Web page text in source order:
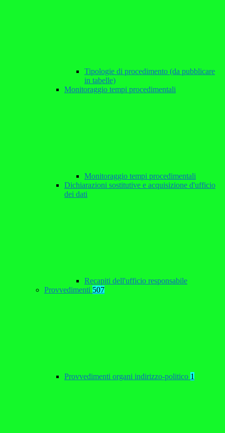
Tipologie di procedimento (da pubblicare
in tabelle)
Monitoraggio tempi procedimentali
Monitoraggio tempi procedimentali
Dichiarazioni sostitutive e acquisizione d'ufficio
dei dati
Recapiti dell'ufficio responsabile
Provvedimenti 507
Provvedimenti organi indirizzo-politico 1